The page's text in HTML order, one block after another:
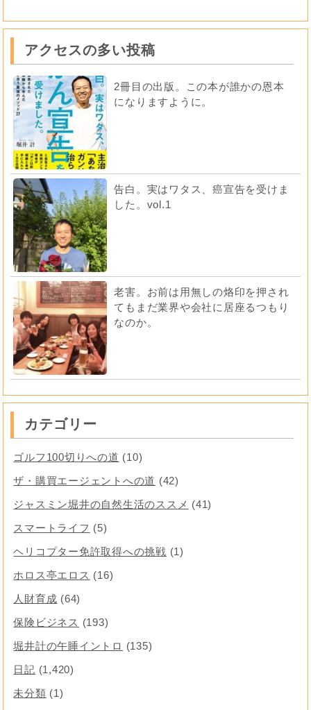
アクセスの多い投稿
2冊目の出版。この本が誰かの恩本
になりますように。
告白。実はワタス、癌宣告を受けま
した。vol.1
老害。お前は用無しの烙印を押され
てもまだ業界や会社に居座るつもり
なのか。
カテゴリー
ゴルフ100切りへの道 (10)
ザ・購買エージェントへの道 (42)
ジャスミン堀井の自然生活のススメ (41)
スマートライフ (5)
ヘリコプター免許取得への挑戦 (1)
ホロス亭エロス (16)
人財育成 (64)
保険ビジネス (193)
堀井計の午睡イントロ (135)
日記 (1,420)
未分類 (1)